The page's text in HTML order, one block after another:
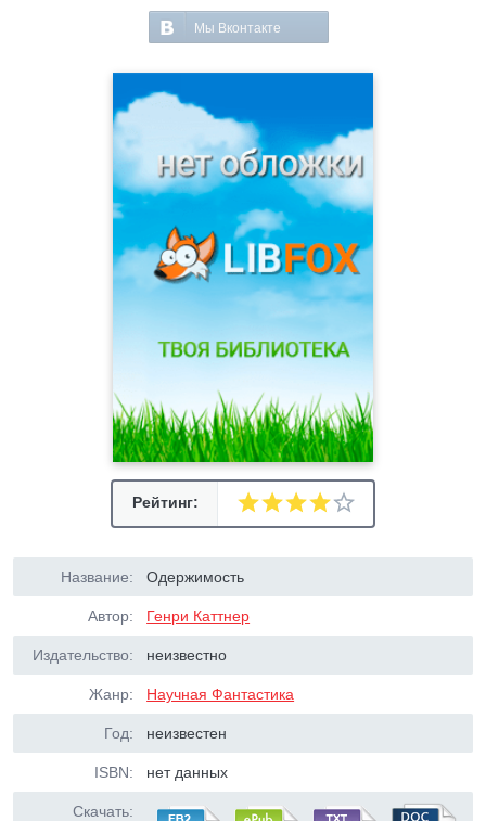
Мы Вконтакте
Рейтинг:
Название: Одержимость
Автор: Генри Каттнер
Издательство: неизвестно
Жанр: Научная Фантастика
Год: неизвестен
ISBN: нет данных
Скачать: